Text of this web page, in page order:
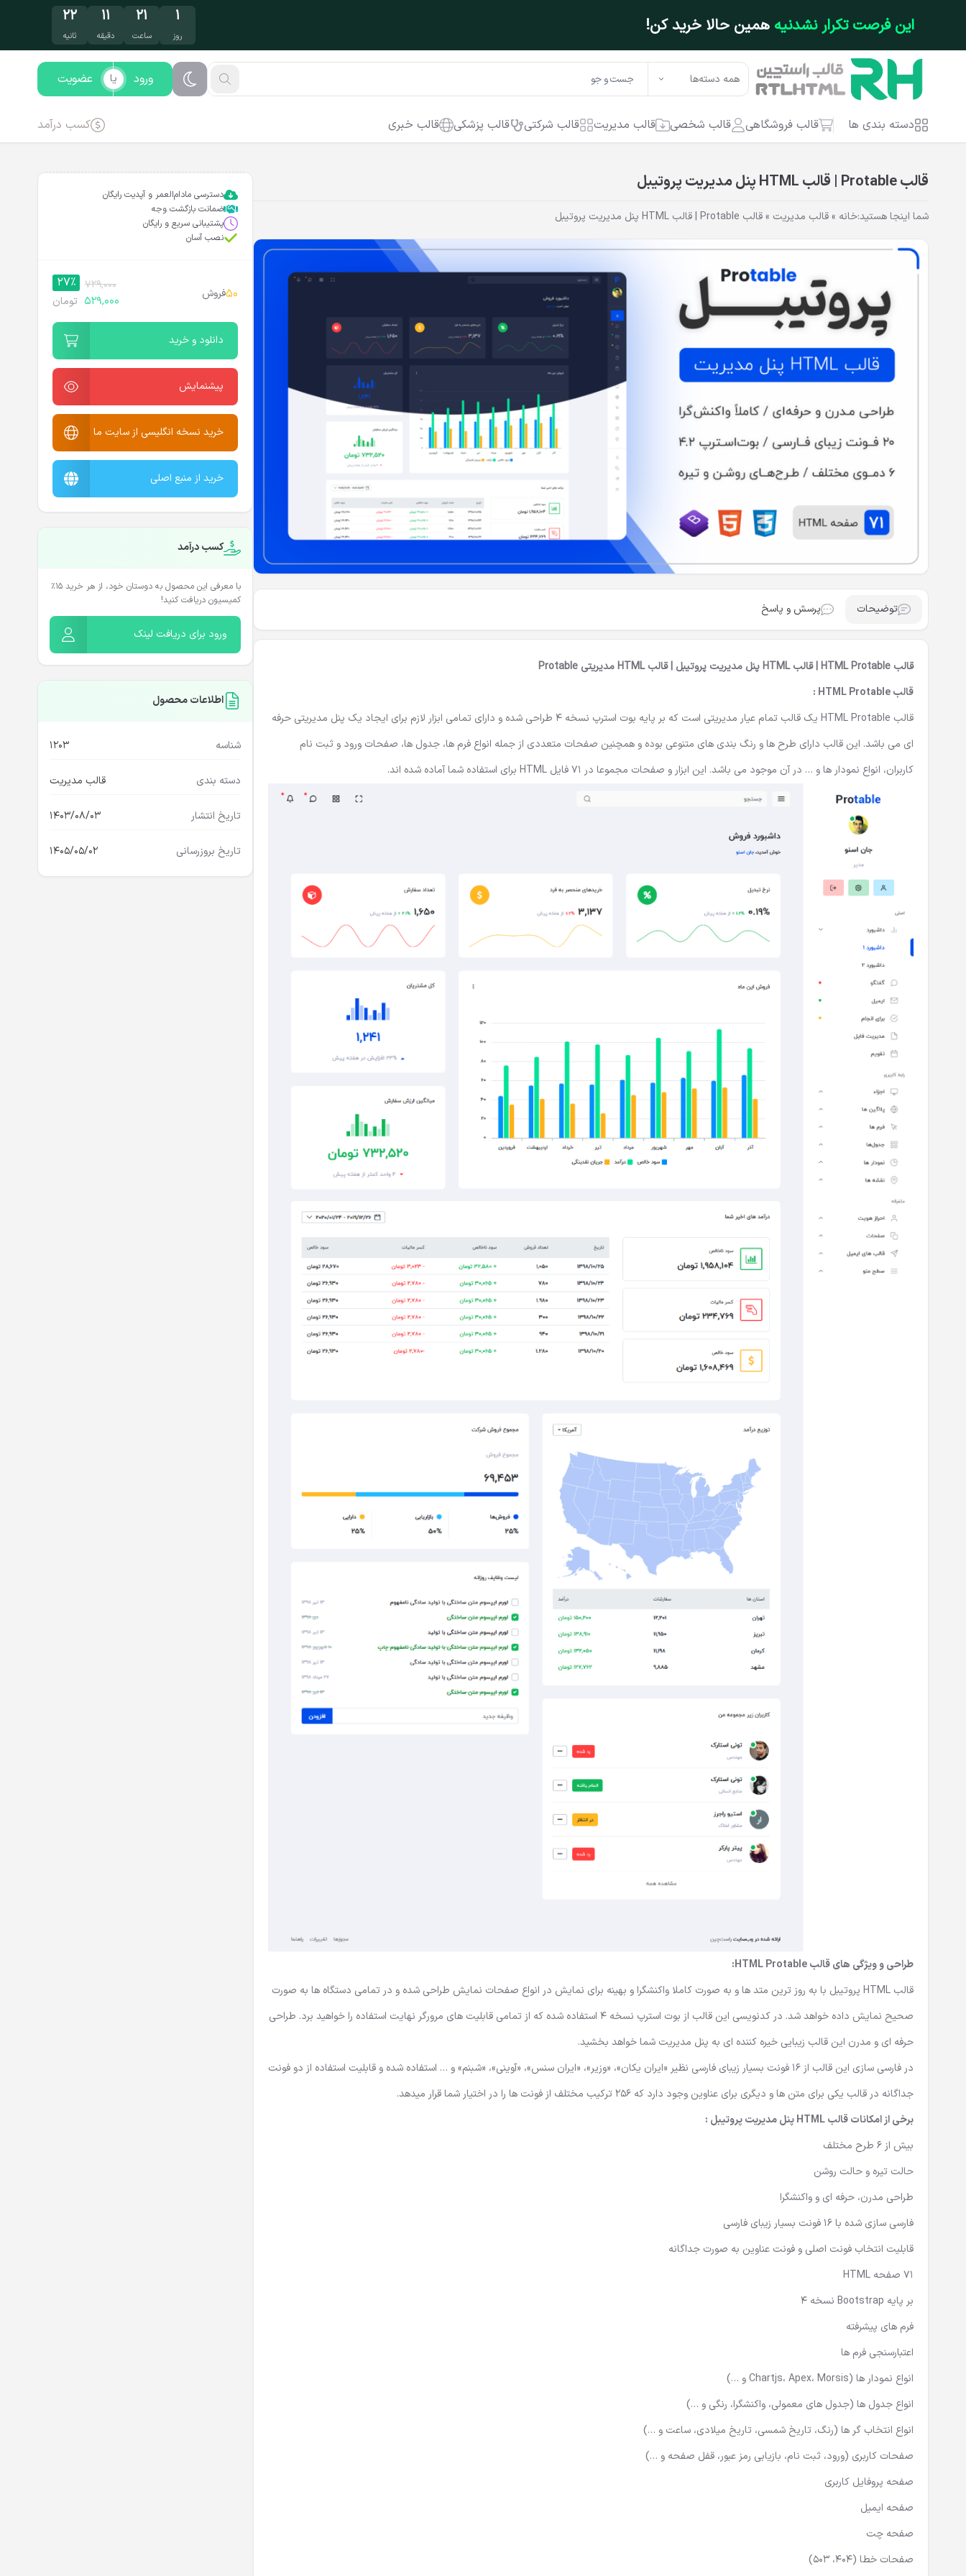
این فرصت تکرار نشدنیه همین حالا خرید کن! ۱
روز
۲۱
ساعت
۱۱
دقیقه
۲۱
ثانیه
همه دسته‌ها ورود عضویت یا
دسته بندی ها قالب فروشگاهی قالب شخصی قالب مدیریت قالب شرکتی قالب پزشکی قالب خبری کسب درآمد
قالب Protable | قالب HTML پنل مدیریت پروتیبل
شما اینجا هستید:خانه »قالب مدیریت »قالب Protable | قالب HTML پنل مدیریت پروتیبل
توضیحات پرسش و پاسخ
قالب HTML Protable | قالب HTML پنل مدیریت پروتیبل | قالب HTML مدیریتی Protable
قالب HTML Protable :
قالب HTML Protable یک قالب تمام عیار مدیریتی است که بر پایه بوت استرپ نسخه 4 طراحی شده و دارای تمامی ابزار لازم برای ایجاد یک پنل مدیریتی حرفه
ای می باشد. این قالب دارای طرح ها و رنگ بندی های متنوعی بوده و همچنین صفحات متعددی از جمله انواع فرم ها، جدول ها، صفحات ورود و ثبت نام
کاربران، انواع نمودار ها و … در آن موجود می باشد. این ابزار و صفحات مجموعا در 71 فایل HTML برای استفاده شما آماده شده اند.
طراحی و ویژگی های قالبHTML Protable
:
قالب HTML پروتیبل با به روز ترین متد ها و به صورت کاملا واکنشگرا و بهینه برای نمایش در انواع صفحات نمایش طراحی شده و در تمامی دستگاه ها به صورت
صحیح نمایش داده خواهد شد. در کدنویسی این قالب از بوت استرپ نسخه 4 استفاده شده که از تمامی قابلیت های مرورگر نهایت استفاده را خواهید برد. طراحی
حرفه ای و مدرن این قالب زیبایی خیره کننده ای به پنل مدیریت شما خواهد بخشید.
در فارسی سازی این قالب از 16 فونت بسیار زیبای فارسی نظیر «ایران یکان»، «وزیر»، «ایران سنس»، «آوینی»، «شبنم» و … استفاده شده و قابلیت استفاده از دو فونت
جداگانه در قالب یکی برای متن ها و دیگری برای عناوین وجود دارد که 256 ترکیب مختلف از فونت ها را در اختیار شما قرار میدهد.
برخی از امکانات قالب HTML پنل مدیریت پروتیبل :
بیش از 6 طرح مختلف
حالت تیره و حالت روشن
طراحی مدرن، حرفه ای و واکنشگرا
فارسی سازی شده با 16 فونت بسیار زیبای فارسی
قابلیت انتخاب فونت اصلی و فونت عناوین به صورت جداگانه
71 صفحه HTML
بر پایه Bootstrap نسخه 4
فرم های پیشرفته
اعتبارسنجی فرم ها
انواع نمودار ها (Chartjs، Apex، Morsis و …)
انواع جدول ها (جدول های معمولی، واکنشگرا، رنگی و …)
انواع انتخاب گر ها (رنگ، تاریخ شمسی، تاریخ میلادی، ساعت و …)
صفحات کاربری (ورود، ثبت نام، بازیابی رمز عبور، قفل صفحه و …)
صفحه پروفایل کاربری
صفحه ایمیل
صفحه چت
صفحات خطا (404، 503)
دسترسی مادام‌العمر و آپدیت رایگان
ضمانت بازگشت وجه
پشتیبانی سریع و رایگان
نصب آسان
50فروش
729,000
27%
529,000 تومان
دانلود و خرید
پیشنمایش
خرید نسخه انگلیسی از سایت ما
خرید از منبع اصلی
کسب درآمد
با معرفی این محصول به دوستان خود، از هر خرید ۱۵٪
کمیسیون دریافت کنید!
ورود برای دریافت لینک
اطلاعات محصول
شناسه 1203
دسته بندی قالب مدیریت
تاریخ انتشار 1403/08/03
تاریخ بروزرسانی 1405/05/02